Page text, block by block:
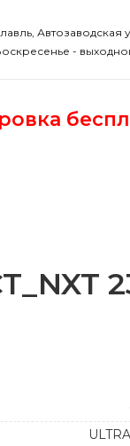
Автозаводская
-